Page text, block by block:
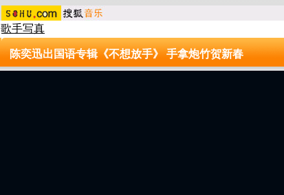
歌手写真
陈奕迅出国语专辑《不想放手》 手拿炮竹贺新春